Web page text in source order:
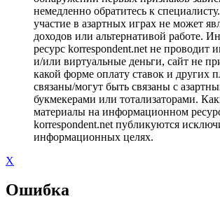
немедленно обратитесь к
участие в азартных играх не может
доходов или альтернативой работе.
ресурс korrespondent.net не проводит
и/или виртуальные деньги, сайт не
какой форме оплату ставок и других
связаны/могут быть связаны с
букмекерами или тотализаторами.
материалы на информационном
korrespondent.net публикуются
информационных целях.
X
Ошибка